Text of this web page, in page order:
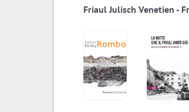
Friaul Julisch Venetien -